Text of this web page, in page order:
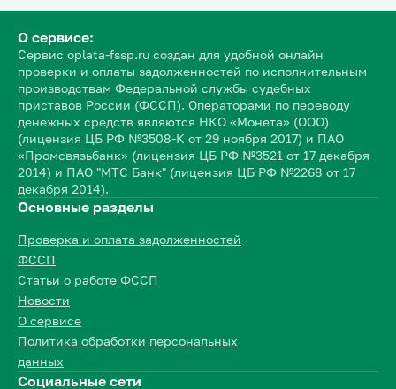
О сервисе:
Сервис oplata-fssp.ru создан для удобной онлайн
проверки и оплаты задолженностей по исполнительным
производствам Федеральной службы судебных
приставов России (ФССП). Операторами по переводу
денежных средств являются НКО «Монета» (ООО)
(лицензия ЦБ РФ №3508-К от 29 ноября 2017) и ПАО
«Промсвязьбанк» (лицензия ЦБ РФ №3521 от 17 декабря
2014) и ПАО "МТС Банк" (лицензия ЦБ РФ №2268 от 17
декабря 2014).
Основные разделы
Проверка и оплата задолженностей
ФССП
Статьи о работе ФССП
Новости
О сервисе
Политика обработки персональных
данных
Социальные сети